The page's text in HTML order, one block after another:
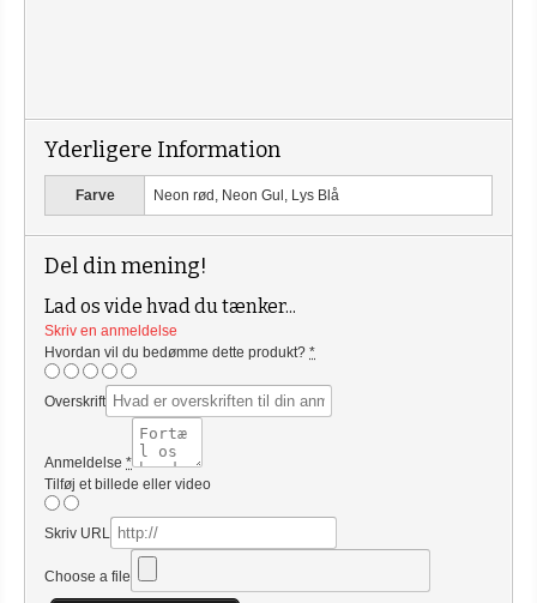
Yderligere Information
Farve Neon rød, Neon Gul, Lys Blå
Del din mening!
Lad os vide hvad du tænker...
Skriv en anmeldelse
Hvordan vil du bedømme dette produkt? *
Overskrift
Anmeldelse *
Tilføj et billede eller video
Skriv URL
Choose a file